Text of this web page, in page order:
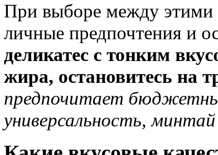
При выборе между
личные предпочтения и
деликатес с тонким
жира, остановитесь на
предпочитает
универсальность,